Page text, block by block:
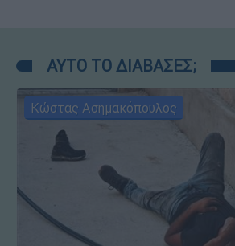
ΑΥΤΟ ΤΟ ΔΙΑΒΑΣΕΣ;
Κώστας Ασημακόπουλος